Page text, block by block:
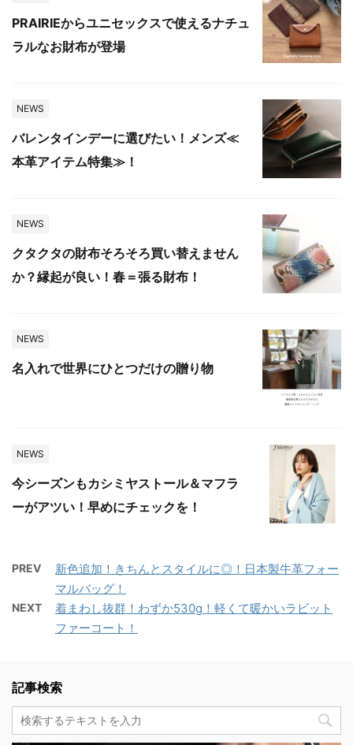
PRAIRIEからユニセックスで使えるナチュ
ラルなお財布が登場
NEWS
バレンタインデーに選びたい！メンズ≪
本革アイテム特集≫！
NEWS
クタクタの財布そろそろ買い替えません
か？縁起が良い！春＝張る財布！
NEWS
名入れで世界にひとつだけの贈り物
NEWS
今シーズンもカシミヤストール＆マフラ
ーがアツい！早めにチェックを！
PREV
新色追加！きちんとスタイルに◎！日本製牛革フォー
マルバッグ！
NEXT
着まわし抜群！わずか530g！軽くて暖かいラビット
ファーコート！
記事検索